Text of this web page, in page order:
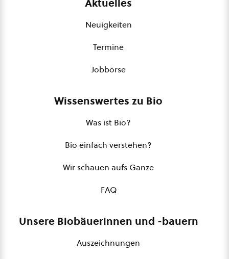
Aktuelles
Neuigkeiten
Termine
Jobbörse
Wissenswertes zu Bio
Was ist Bio?
Bio einfach verstehen?
Wir schauen aufs Ganze
FAQ
Unsere Biobäuerinnen und -bauern
Auszeichnungen